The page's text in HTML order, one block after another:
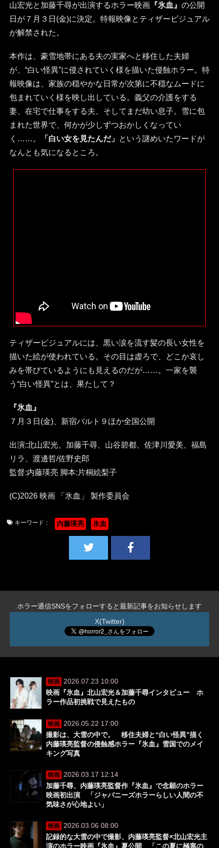
山宏光と加藤千尋が出演するホラー映画『氷血』 の公開
日が７月３日(金)に決定。特報映像とティザービジュアル
が解禁された。
本作は、豪雪地帯にある夫の実家へと移住した夫婦
が、“白い怪異”に侵されていく様を描いた侵蝕ホラー。特
報映像は、家族の穏やかな日常が次第に不穏なムードに
包まれていく様を映し出している。義父の介護をする
妻、在宅で仕事をする夫、そしてまだ幼い息子。雪に包
まれた世界で、何かが少しずつおかしくなってい
く……。
「白い女を見たんだ」 という謎めいたワードが
なんとも気になるところ。
ティザービジュアルには、黒い涙を流す髪の長い女性を
描いた絵が使われている。その目は虚ろで、どこか哀し
みを帯びているようにも見えるのだが……。一家を襲
う“白い怪異”とは、果たして？
『氷血』
７月３日(金)、新宿バルト９ほか全国公開
出演:北山宏光、加藤千尋、山谷碧都、佐津川愛美、福島
リラ、渡邊哲/佐野史郎
監督:内藤瑛亮 脚本:片桐絵梨子
(C)2026 映画 「氷血」 製作委員会
キーワード： 内藤瑛亮 氷血
ホラー通信SNSをフォローすると最新記事をお知らせします
X(Twitter)
映画
2026.07.23 10:00
映画『氷血』北山宏光＆加藤千尋インタビュー ホ
ラー作品初挑戦で見えたもの
映画
2026.05.22 17:00
撮影は、大雪の中で。 移住夫婦と“白い怪異”描く
内藤瑛亮監督の侵蝕感ホラー『氷血』雪国でのメイ
キング写真
映画
2026.03.17 12:14
加藤千尋、内藤瑛亮監督作『氷血』で念願のホラー
映画初出演 「ジャパニーズホラーらしい人間の不
気味さが心地よい」
映画
2026.03.06 08:00
記録的な大雪の中で撮影、内藤瑛亮監督×北山宏光主
演のホラー映画『氷血』夏公開 「この夏に極寒の